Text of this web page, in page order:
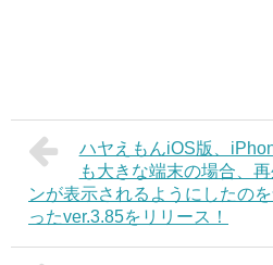
ハヤえもんiOS版、
も大きな端末の場合、
ンが表示されるようにしたの
ったver.3.85をリリース！